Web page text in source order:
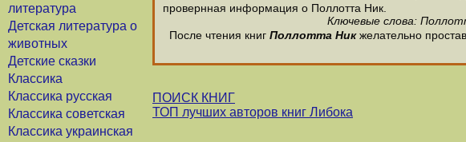
литература
Детская литература о
животных
Детские сказки
Классика
Классика русская
Классика советская
Классика украинская
провернная информация о Поллотта Ник.
Ключевые слова:
После чтения книг Поллотта Никжелательно
ПОИСК КНИГ
ТОП лучших авторов книг Либока